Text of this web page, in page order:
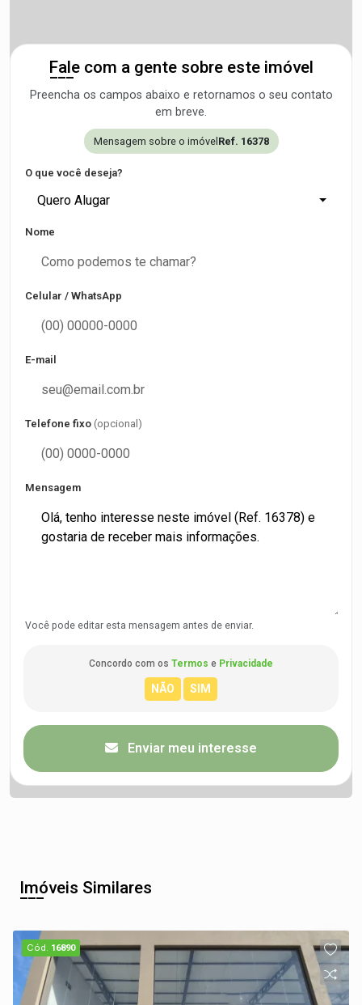
Fale com a gente sobre este imóvel
Preencha os campos abaixo e retornamos o seu contato
em breve.
Mensagem sobre o imóvelRef. 16378
O que você deseja?
Quero Alugar
Nome
Celular / WhatsApp
E-mail
Telefone fixo (opcional)
Mensagem
Você pode editar esta mensagem antes de enviar.
Concordo com os Termos e Privacidade
Enviar meu interesse
Imóveis Similares
Cód. 16890